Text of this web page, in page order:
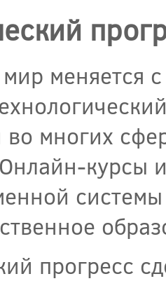
меняется
многих
курсы
прогресс